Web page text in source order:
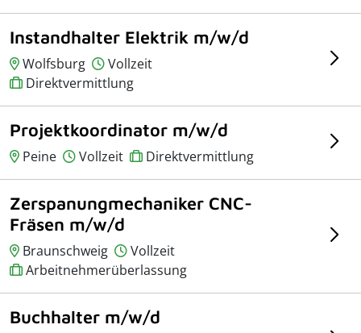
Instandhalter Elektrik m/w/d
Wolfsburg
Vollzeit
Direktvermittlung
Projektkoordinator m/w/d
Peine Vollzeit Direktvermittlung
Zerspanungmechaniker CNC-
Fräsen m/w/d
Braunschweig
Vollzeit
Arbeitnehmerüberlassung
Buchhalter m/w/d